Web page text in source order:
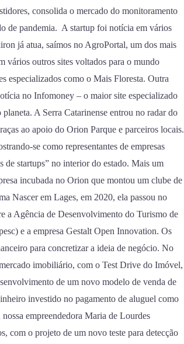
consolida o mercado do monitoramento
de pandemia. A startup foi notícia em vários
já atua, saímos no AgroPortal, um dos mais
vários outros sites voltados para o mundo
especializados como o Mais Floresta. Outra
no Infomoney – o maior site especializado
A Serra Catarinense entrou no radar do
ao apoio do Orion Parque e parceiros locais.
se como representantes de empresas
de startups” no interior do estado. Mais um
incubada no Orion que montou um clube de
Nascer em Lages, em 2020, ela passou no
a Agência de Desenvolvimento do Turismo de
e a empresa Gestalt Open Innovation. Os
para concretizar a ideia de negócio. No
imobiliário, com o Test Drive do Imóvel,
de um novo modelo de venda de
investido no pagamento de aluguel como
empreendedora Maria de Lourdes
com o projeto de um novo teste para detecção